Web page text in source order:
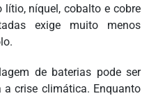
lítio, níquel, cobalto e cobre
exige muito menos
de baterias pode ser
crise climática. Enquanto